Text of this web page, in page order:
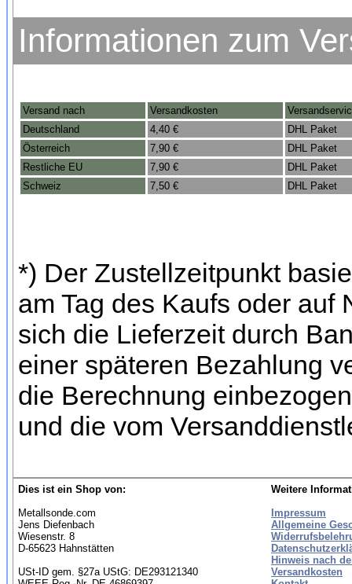
Informationen zum
Versand nach Versandkosten
Deutschland
4,40 €
DHL Paket
Österreich
7,90 €
DHL Paket
Restliche EU
7,90 €
DHL Paket
Schweiz
7,50 € DHL Paket
*) Der Zustellzeitpunkt
am Tag des Kaufs oder
sich die Lieferzeit durch
einer späteren Bezahlung
die Berechnung
und die vom
Dies ist ein Shop von:
Metallsonde.com
Jens Diefenbach
Wiesenstr. 8
D-65623 Hahnstätten
USt-ID gem. §27a UStG: DE293121340
Weitere
Impressum
Allgemeine
Hinweis nach
Versandkosten